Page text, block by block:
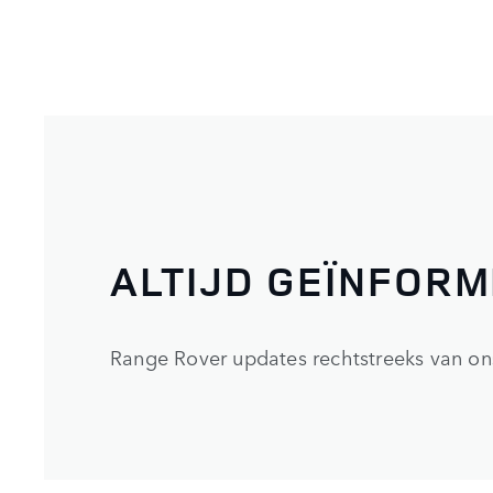
ALTIJD
Range Rover updates rechtstreeks van